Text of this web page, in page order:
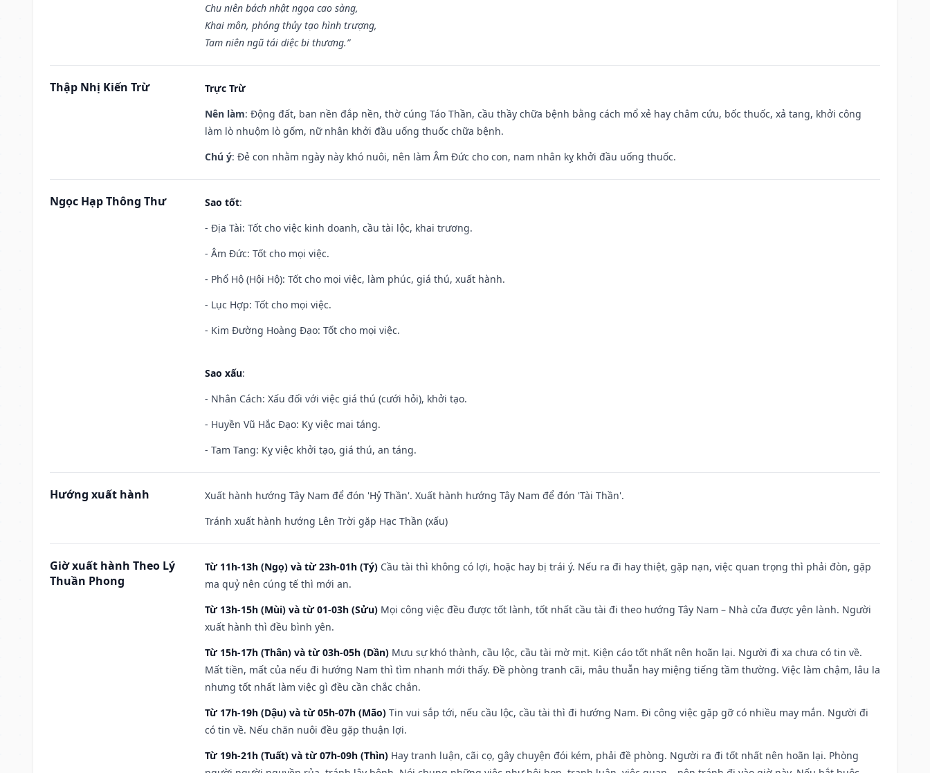
Chu niên bách nhật ngọa cao sàng,
Khai môn, phóng thủy tạo hình trượng,
Tam niên ngũ tái diệc bi thương.”
Thập Nhị Kiến Trừ
Trực Trừ
Nên làm: Động đất, ban nền đắp nền, thờ cúng Táo Thần, cầu thầy chữa bệnh bằng cách mổ xẻ hay châm cứu, bốc thuốc, xả tang, khởi công
làm lò nhuộm lò gốm, nữ nhân khởi đầu uống thuốc chữa bệnh.
Chú ý: Đẻ con nhằm ngày này khó nuôi, nên làm Âm Đức cho con, nam nhân kỵ khởi đầu uống thuốc.
Ngọc Hạp Thông Thư Sao tốt:
- Địa Tài: Tốt cho việc kinh doanh, cầu tài lộc, khai trương.
- Âm Đức: Tốt cho mọi việc.
- Phổ Hộ (Hội Hộ): Tốt cho mọi việc, làm phúc, giá thú, xuất hành.
- Lục Hợp: Tốt cho mọi việc.
- Kim Đường Hoàng Đạo: Tốt cho mọi việc.
Sao xấu:
- Nhân Cách: Xấu đối với việc giá thú (cưới hỏi), khởi tạo.
- Huyền Vũ Hắc Đạo: Kỵ việc mai táng.
- Tam Tang: Kỵ việc khởi tạo, giá thú, an táng.
Hướng xuất hành
Xuất hành hướng Tây Nam để đón 'Hỷ Thần'. Xuất hành hướng Tây Nam để đón 'Tài Thần'.
Tránh xuất hành hướng Lên Trời gặp Hạc Thần (xấu)
Giờ xuất hành Theo Lý
Thuần Phong
Từ 11h-13h (Ngọ) và từ 23h-01h (Tý) Cầu tài thì không có lợi, hoặc hay bị trái ý. Nếu ra đi hay thiệt, gặp nạn, việc quan trọng thì phải đòn, gặp
ma quỷ nên cúng tế thì mới an.
Từ 13h-15h (Mùi) và từ 01-03h (Sửu) Mọi công việc đều được tốt lành, tốt nhất cầu tài đi theo hướng Tây Nam – Nhà cửa được yên lành. Người
xuất hành thì đều bình yên.
Từ 15h-17h (Thân) và từ 03h-05h (Dần) Mưu sự khó thành, cầu lộc, cầu tài mờ mịt. Kiện cáo tốt nhất nên hoãn lại. Người đi xa chưa có tin về.
Mất tiền, mất của nếu đi hướng Nam thì tìm nhanh mới thấy. Đề phòng tranh cãi, mâu thuẫn hay miệng tiếng tầm thường. Việc làm chậm, lâu la
nhưng tốt nhất làm việc gì đều cần chắc chắn.
Từ 17h-19h (Dậu) và từ 05h-07h (Mão) Tin vui sắp tới, nếu cầu lộc, cầu tài thì đi hướng Nam. Đi công việc gặp gỡ có nhiều may mắn. Người đi
có tin về. Nếu chăn nuôi đều gặp thuận lợi.
Từ 19h-21h (Tuất) và từ 07h-09h (Thìn) Hay tranh luận, cãi cọ, gây chuyện đói kém, phải đề phòng. Người ra đi tốt nhất nên hoãn lại. Phòng